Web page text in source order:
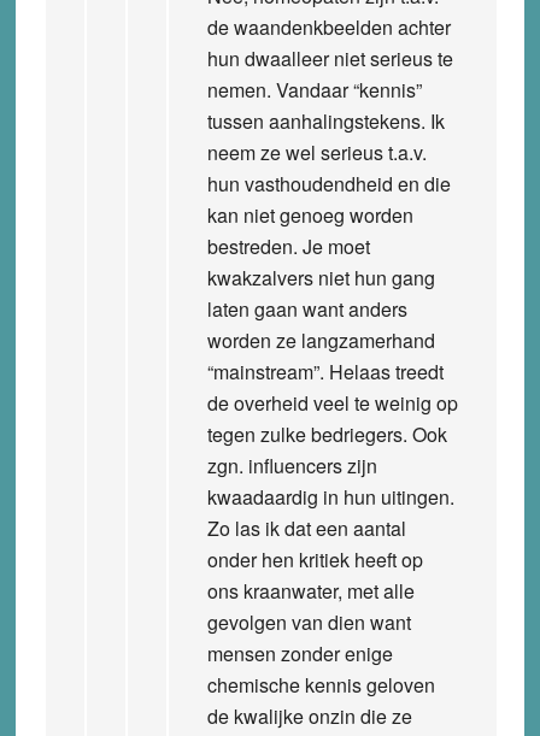
de waandenkbeelden achter
hun dwaalleer niet serieus te
nemen. Vandaar “kennis”
tussen aanhalingstekens. Ik
neem ze wel serieus t.a.v.
hun vasthoudendheid en die
kan niet genoeg worden
bestreden. Je moet
kwakzalvers niet hun gang
laten gaan want anders
worden ze langzamerhand
“mainstream”. Helaas treedt
de overheid veel te weinig op
tegen zulke bedriegers. Ook
zgn. influencers zijn
kwaadaardig in hun uitingen.
Zo las ik dat een aantal
onder hen kritiek heeft op
ons kraanwater, met alle
gevolgen van dien want
mensen zonder enige
chemische kennis geloven
de kwalijke onzin die ze